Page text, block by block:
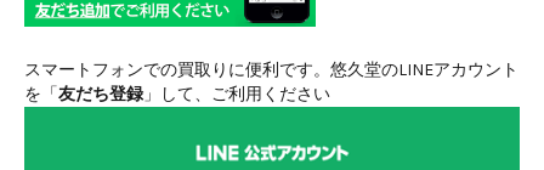
スマートフォンでの買取りに便利です。悠久堂のLINEアカウント
を「友だち登録 」して、ご利用ください